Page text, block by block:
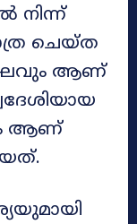
നിന്ന്
ചെയ്ത
ആണ്
ആണ്